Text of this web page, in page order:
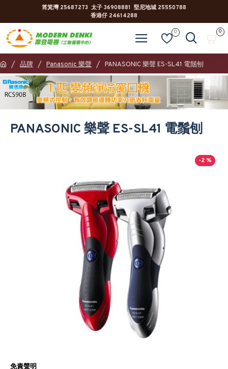
筲箕灣 25687273 太子 36908881 堅尼地城 25550788
香港仔 24614288
0 0
品牌 Panasonic 樂聲 PANASONIC 樂聲 ES-SL41 電鬚刨
PANASONIC 樂聲 ES-SL41 電鬚刨
-2 %
免責聲明